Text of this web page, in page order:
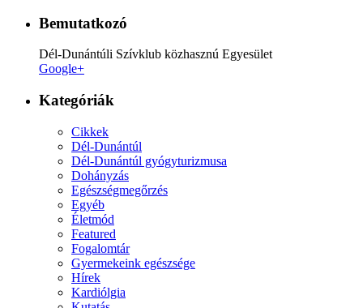
Bemutatkozó
Dél-Dunántúli Szívklub közhasznú Egyesület
Google+
Kategóriák
Cikkek
Dél-Dunántúl
Dél-Dunántúl gyógyturizmusa
Dohányzás
Egészségmegőrzés
Egyéb
Életmód
Featured
Fogalomtár
Gyermekeink egészsége
Hírek
Kardiólgia